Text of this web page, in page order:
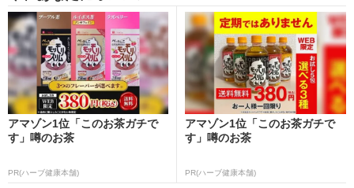
アマゾン1位「このお茶ガチで
す」噂のお茶
PR(ハーブ健康本舗)
アマゾン1位「このお茶ガチで
す」噂のお茶
PR(ハーブ健康本舗)